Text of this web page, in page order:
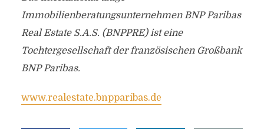
Immobilienberatungsunternehmen BNP Paribas
Real Estate S.A.S. (BNPPRE) ist eine
Tochtergesellschaft der französischen Großbank
BNP Paribas.
www.realestate.bnpparibas.de